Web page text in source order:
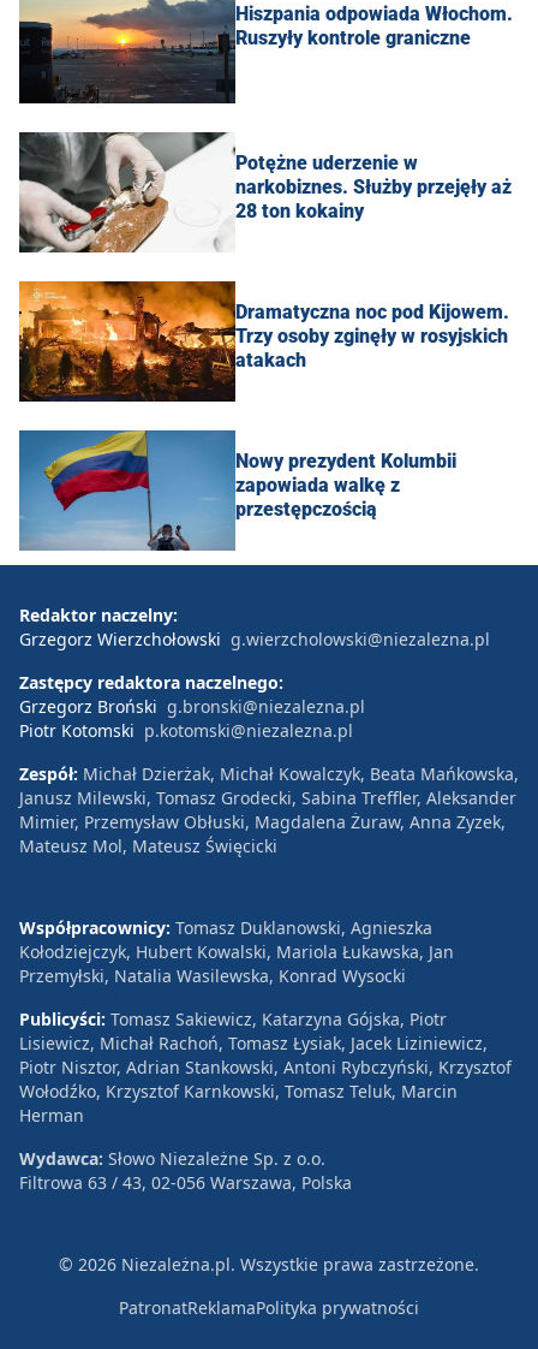
Hiszpania odpowiada Włochom.
Ruszyły kontrole graniczne
Potężne uderzenie w
narkobiznes. Służby przejęły aż
28 ton kokainy
Dramatyczna noc pod Kijowem.
Trzy osoby zginęły w rosyjskich
atakach
Nowy prezydent Kolumbii
zapowiada walkę z
przestępczością
Redaktor naczelny:
Grzegorz Wierzchołowski g.wierzcholowski@niezalezna.pl
Zastępcy redaktora naczelnego:
Grzegorz Broński g.bronski@niezalezna.pl
Piotr Kotomski p.kotomski@niezalezna.pl
Zespół: Michał Dzierżak, Michał Kowalczyk, Beata Mańkowska,
Janusz Milewski, Tomasz Grodecki, Sabina Treffler, Aleksander
Mimier, Przemysław Obłuski, Magdalena Żuraw, Anna Zyzek,
Mateusz Mol, Mateusz Święcicki
Współpracownicy: Tomasz Duklanowski, Agnieszka
Kołodziejczyk, Hubert Kowalski, Mariola Łukawska, Jan
Przemyłski, Natalia Wasilewska, Konrad Wysocki
Publicyści: Tomasz Sakiewicz, Katarzyna Gójska, Piotr
Lisiewicz, Michał Rachoń, Tomasz Łysiak, Jacek Liziniewicz,
Piotr Nisztor, Adrian Stankowski, Antoni Rybczyński, Krzysztof
Wołodźko, Krzysztof Karnkowski, Tomasz Teluk, Marcin
Herman
Wydawca: Słowo Niezależne Sp. z o.o.
Filtrowa 63 / 43, 02-056 Warszawa, Polska
© 2026 Niezależna.pl. Wszystkie prawa zastrzeżone.
PatronatReklamaPolityka prywatności